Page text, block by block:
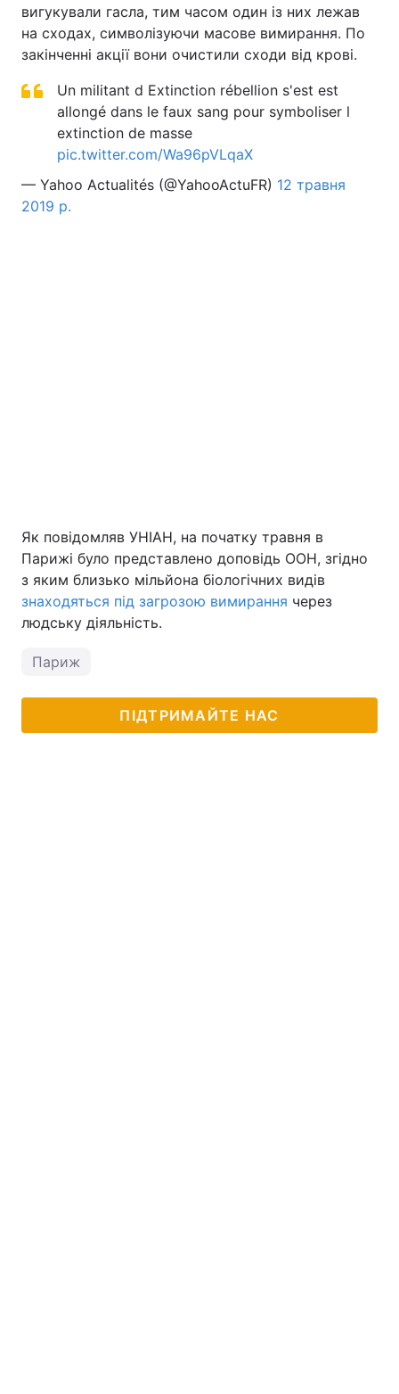
вигукували гасла, тим часом один із них лежав
на сходах, символізуючи масове вимирання. По
закінченні акції вони очистили сходи від крові.
Un militant d Extinction rébellion s'est est
allongé dans le faux sang pour symboliser l
extinction de masse
pic.twitter.com/Wa96pVLqaX
— Yahoo Actualités (@YahooActuFR) 12 травня
2019 р.
Як повідомляв УНІАН, на початку травня в
Парижі було представлено доповідь ООН, згідно
з яким близько мільйона біологічних видів
знаходяться під загрозою вимирання через
людську діяльність.
Париж
ПІДТРИМАЙТЕ НАС